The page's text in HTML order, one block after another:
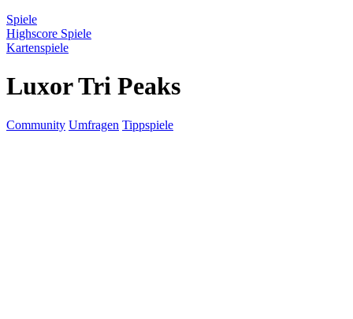
Spiele
Highscore Spiele
Kartenspiele
Luxor Tri Peaks
Community Umfragen Tippspiele